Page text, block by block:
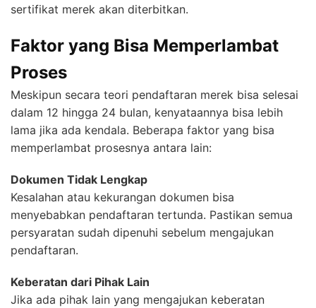
sertifikat merek akan diterbitkan.
Faktor yang Bisa Memperlambat
Proses
Meskipun secara teori pendaftaran merek bisa selesai
dalam 12 hingga 24 bulan, kenyataannya bisa lebih
lama jika ada kendala. Beberapa faktor yang bisa
memperlambat prosesnya antara lain:
Dokumen Tidak Lengkap
Kesalahan atau kekurangan dokumen bisa
menyebabkan pendaftaran tertunda. Pastikan semua
persyaratan sudah dipenuhi sebelum mengajukan
pendaftaran.
Keberatan dari Pihak Lain
Jika ada pihak lain yang mengajukan keberatan